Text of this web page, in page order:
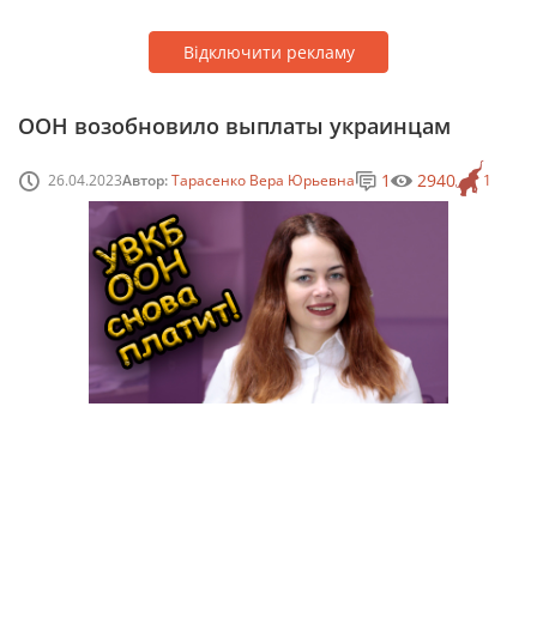
Відключити рекламу
ООН возобновило выплаты украинцам
26.04.2023Автор:Тарасенко Вера Юрьевна 1
1 2940